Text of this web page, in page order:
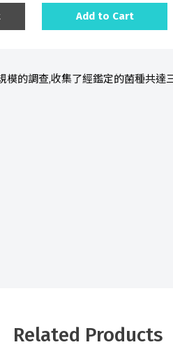
Add to Cart
的調查,收集了經鑑定的菌種共
Related Products